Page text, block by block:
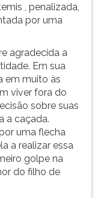
, penalizada,
por uma
agradecida a
Em sua
em muito às
viver fora do
sobre suas
a caçada.
uma flecha
a realizar essa
golpe na
do filho de